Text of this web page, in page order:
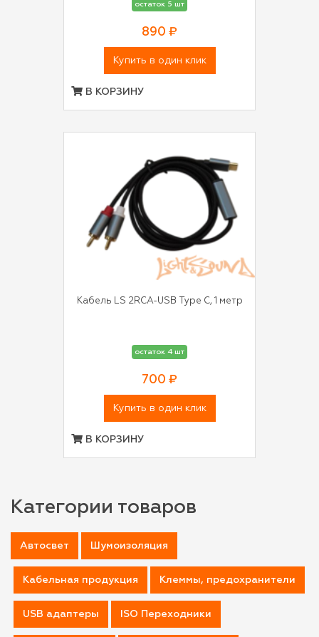
остаток 5 шт
890 ₽
Купить в один клик
В КОРЗИНУ
Кабель LS 2RCA-USB Type C, 1 метр
остаток 4 шт
700 ₽
Купить в один клик
В КОРЗИНУ
Категории товаров
Автосвет Шумоизоляция
Кабельная продукция Клеммы, предохранители
USB адаптеры ISO Переходники